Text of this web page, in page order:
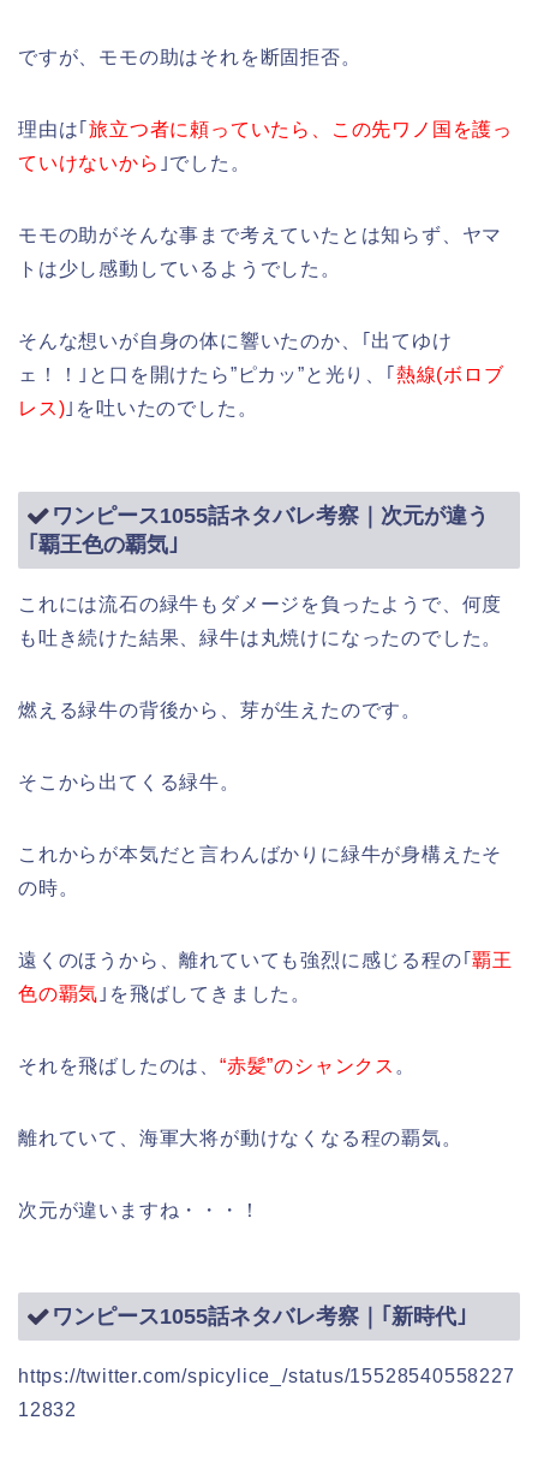
ですが、モモの助はそれを断固拒否。
理由は｢旅立つ者に頼っていたら、この先ワノ国を護っ
ていけないから ｣でした。
モモの助がそんな事まで考えていたとは知らず、ヤマ
トは少し感動しているようでした。
そんな想いが自身の体に響いたのか、｢出てゆけ
ェ！！｣と口を開けたら”ピカッ”と光り、｢ 熱線(ボロブ
レス) ｣を吐いたのでした。
ワンピース1055話ネタバレ考察｜次元が違う
｢覇王色の覇気｣
これには流石の緑牛もダメージを負ったようで、何度
も吐き続けた結果、緑牛は丸焼けになったのでした。
燃える緑牛の背後から、芽が生えたのです。
そこから出てくる緑牛。
これからが本気だと言わんばかりに緑牛が身構えたそ
の時。
遠くのほうから、離れていても強烈に感じる程の｢覇王
色の覇気 ｣を飛ばしてきました。
それを飛ばしたのは、 “赤髪”のシャンクス 。
離れていて、海軍大将が動けなくなる程の覇気。
次元が違いますね・・・！
ワンピース1055話ネタバレ考察｜｢新時代｣
https://twitter.com/spicylice_/status/15528540558227
12832